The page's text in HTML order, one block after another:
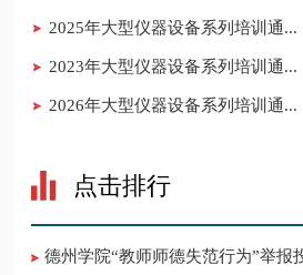
2025年大型仪器设备系列培训通...
2023年大型仪器设备系列培训通...
2026年大型仪器设备系列培训通...
点击排行
德州学院“教师师德失范行为”举报